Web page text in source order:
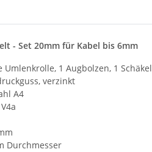
- Set 20mm für Kabel bis 6mm
1 Augbolzen, 1 Schäkel
verzinkt
A4
Durchmesser